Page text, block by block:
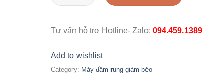
Tư vấn hỗ trợ Hotline- Zalo: 094.459.1389
Add to wishlist
Category: Máy đầm rung giảm béo